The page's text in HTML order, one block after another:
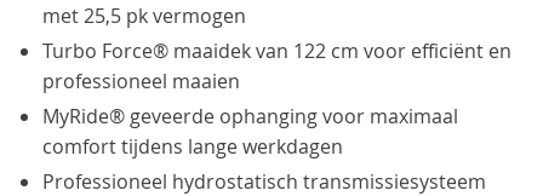
met 25,5 pk vermogen
Turbo Force® maaidek van 122 cm voor efficiënt en
professioneel maaien
MyRide® geveerde ophanging voor maximaal
comfort tijdens lange werkdagen
Professioneel hydrostatisch transmissiesysteem